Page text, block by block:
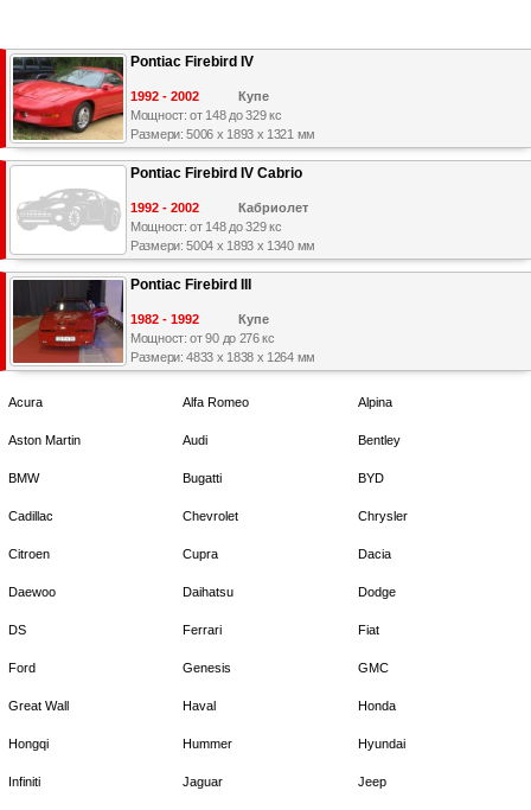
Pontiac Firebird IV
1992 - 2002
Купе
Мощност: от 148 до 329 кс
Размери: 5006 x 1893 x 1321 мм
Pontiac Firebird IV Cabrio
1992 - 2002
Кабриолет
Мощност: от 148 до 329 кс
Размери: 5004 x 1893 x 1340 мм
Pontiac Firebird III
1982 - 1992
Купе
Мощност: от 90 до 276 кс
Размери: 4833 x 1838 x 1264 мм
Acura Alfa Romeo Alpina
Aston Martin Audi Bentley
BMW Bugatti BYD
Cadillac Chevrolet Chrysler
Citroen Cupra Dacia
Daewoo Daihatsu Dodge
DS Ferrari Fiat
Ford Genesis GMC
Great Wall Haval Honda
Hongqi Hummer Hyundai
Infiniti Jaguar Jeep